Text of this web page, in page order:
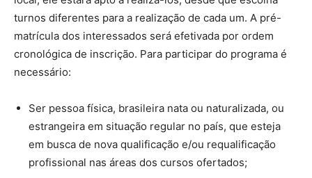
turnos diferentes para a realização de cada um. A pré-
matrícula dos interessados será efetivada por ordem
cronológica de inscrição. Para participar do programa é
necessário:
Ser pessoa física, brasileira nata ou naturalizada, ou
estrangeira em situação regular no país, que esteja
em busca de nova qualificação e/ou requalificação
profissional nas áreas dos cursos ofertados;